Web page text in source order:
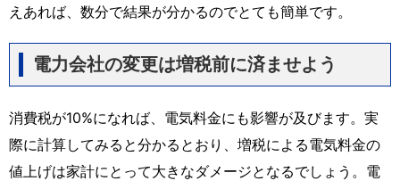
えあれば、数分で結果が分かるのでとても簡単です。
電力会社の変更は増税前に済ませよう
消費税が10%になれば、電気料金にも影響が及びます。実
際に計算してみると分かるとおり、増税による電気料金の
値上げは家計にとって大きなダメージとなるでしょう。電